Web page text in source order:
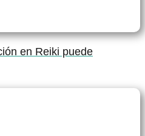
en Reiki puede